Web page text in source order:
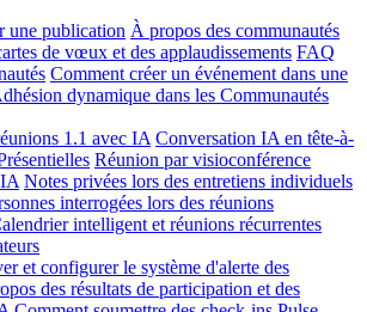
une publication À propos des communautés
de vœux et des applaudissements FAQ
Comment créer un événement dans une
dynamique dans les Communautés
1.1 avec IA Conversation IA en tête-à-
Réunion par visioconférence
Notes privées lors des entretiens individuels
interrogées lors des réunions
intelligent et réunions récurrentes
et configurer le système d'alerte des
des résultats de participation et des